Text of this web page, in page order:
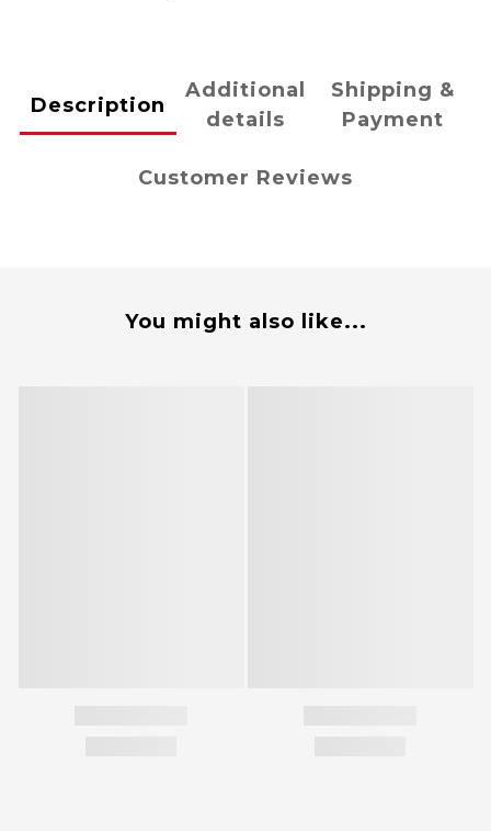
Description
Additional
details
Shipping &
Payment
Customer Reviews
You might also like...